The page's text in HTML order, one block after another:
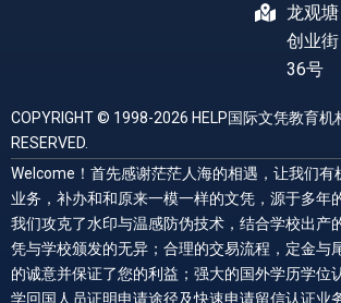
龙观塘
创业街
36号
COPYRIGHT © 1998-2026 HELP国际文凭教育机
RESERVED.
Welcome！首先感谢茫茫人海的相遇，让我们有
业务，补办和和原来一模一样的文凭，源于多年
我们攻克了水印与温感防伪技术，结合学校出产
凭与学校颁发的无异；合理的交易流程，定金与
的诚意并保证了您的利益；强大的国外学历学位
学回国人员证明申请途径及快速申请留信认证业